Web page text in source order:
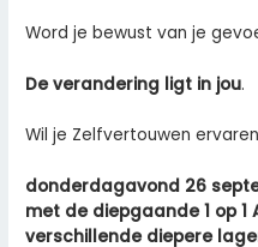
Word je bewust van je
De verandering ligt in jou.
Wil je Zelfvertouwen
donderdagavond 26
met de diepgaande 1 op
verschillende diepere